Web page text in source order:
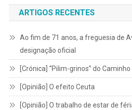
ARTIGOS RECENTES
Ao fim de 71 anos, a freguesia de
designação oficial
[Crónica] “Pilim-grinos” do
[Opinião] O efeito Ceuta
[Opinião] O trabalho de estar de